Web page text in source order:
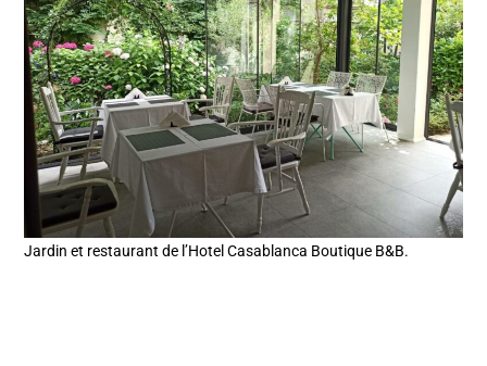
Jardin et restaurant de l’Hotel Casablanca Boutique B&B.